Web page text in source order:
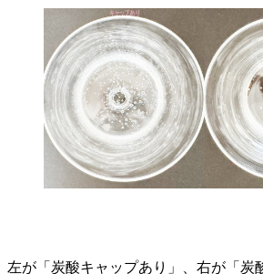
左が「炭酸キャップあり」、右が「炭